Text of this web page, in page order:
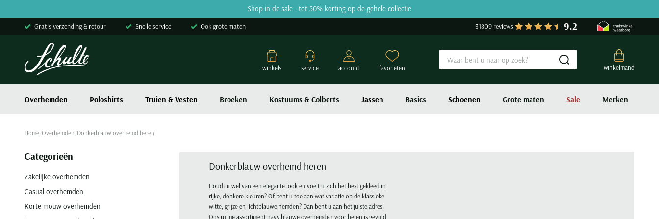
Shop in de sale - tot 50% korting op de gehele collectie
Gratis verzending & retour Snelle service Ook grote maten 31809 reviews 9.2
winkelmand
Submit search
Overhemden Poloshirts Truien & Vesten Broeken Kostuums & Colberts Jassen Basics Schoenen Grote maten Sale Merken
winkels service account favorieten
Home Overhemden Donkerblauw overhemd heren
Donkerblauw overhemd heren
Houdt u wel van een elegante look en voelt u zich het best gekleed in
rijke, donkere kleuren? Of bent u toe aan wat variatie op de klassieke
witte, grijze en lichtblauwe hemden? Dan bent u aan het juiste adres.
Ons ruime assortiment navy blauwe overhemden voor heren is gevuld
Categorieën
Zakelijke overhemden
Casual overhemden
Korte mouw overhemden